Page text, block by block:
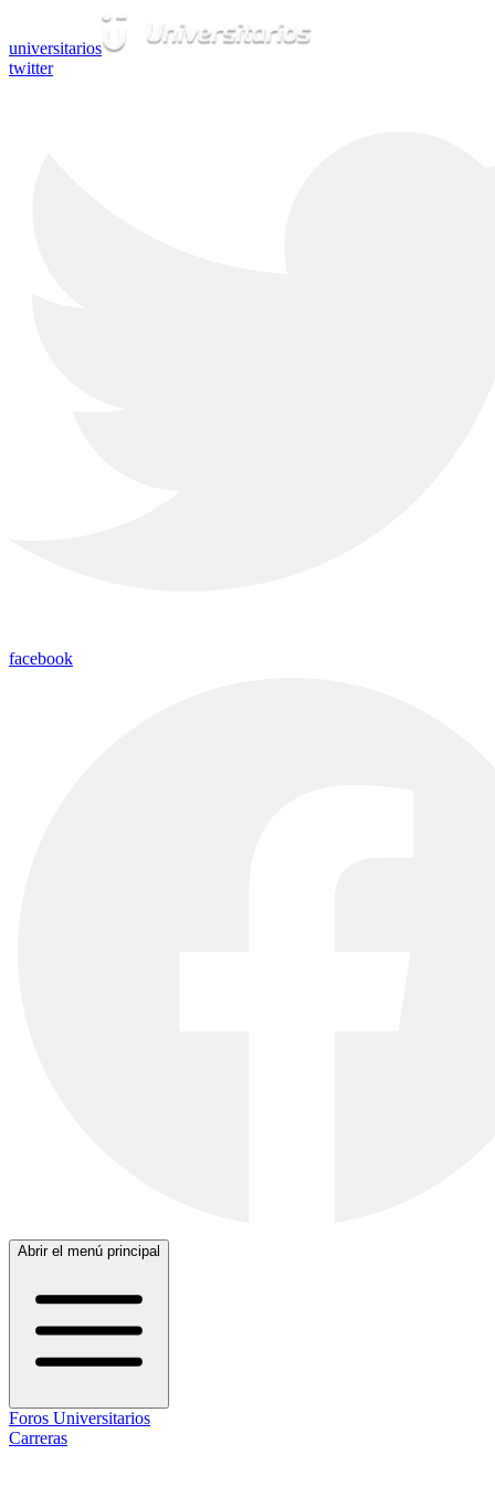
universitarios
twitter
facebook
Abrir el menú principal
Foros Universitarios
Carreras